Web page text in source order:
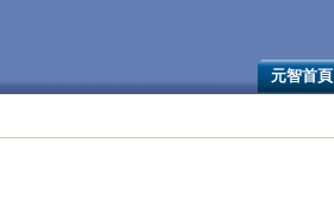
元智首頁